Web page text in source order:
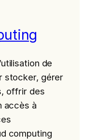
de
stocker, gérer
offrir des
accès à
computing